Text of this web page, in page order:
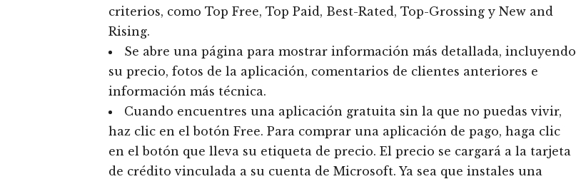
criterios, como Top Free, Top Paid, Best-Rated, Top-Grossing y New and
Rising.
Se abre una página para mostrar información más detallada, incluyendo
su precio, fotos de la aplicación, comentarios de clientes anteriores e
información más técnica.
Cuando encuentres una aplicación gratuita sin la que no puedas vivir,
haz clic en el botón Free. Para comprar una aplicación de pago, haga clic
en el botón que lleva su etiqueta de precio. El precio se cargará a la tarjeta
de crédito vinculada a su cuenta de Microsoft. Ya sea que instales una